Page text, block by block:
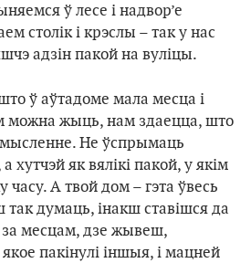
ў лесе і надвор’е
столік і крэслы – так у нас
адзін пакой на вуліцы.
ў аўтадоме мала месца і
можна жыць, нам здаецца, што
мысленне. Не ўспрымаць
хутчэй як вялікі пакой, у якім
часу. А твой дом – гэта ўвесь
так думаць, інакш ставішся да
месцам, дзе жывеш,
пакінулі іншыя, і мацней